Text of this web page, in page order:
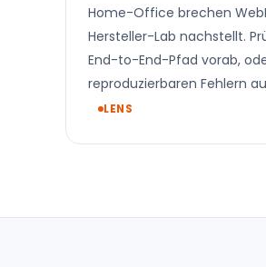
Home-Office brechen
Hersteller-Lab nachstellt.
End-to-End-Pfad vorab,
reproduzierbaren Fehlern
LENS